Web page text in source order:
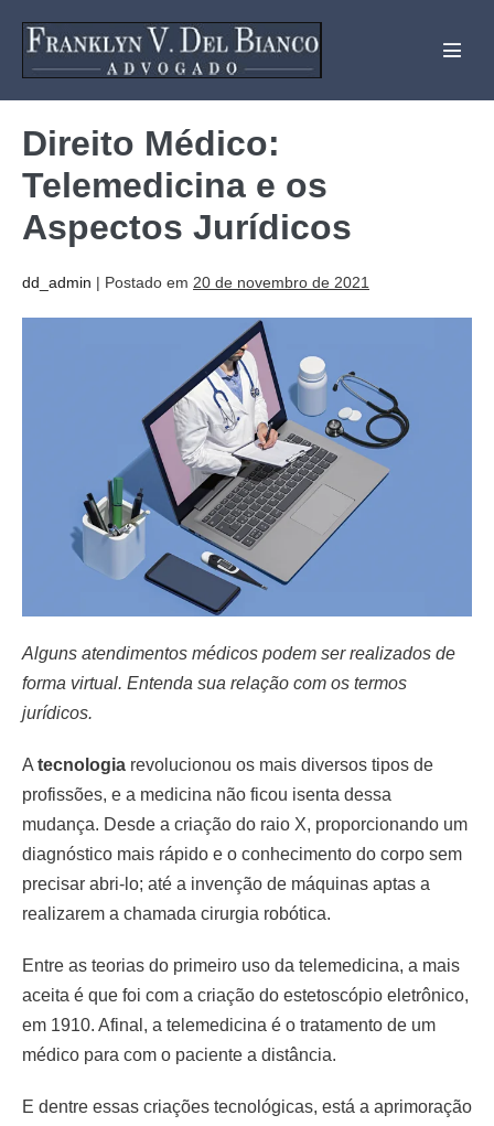
Direito Médico:
Telemedicina e os
Aspectos Jurídicos
dd_admin | Postado em 20 de novembro de 2021
Alguns atendimentos médicos podem ser realizados de
forma virtual. Entenda sua relação com os termos
jurídicos.
Atecnologia revolucionou os mais diversos tipos de
profissões, e a medicina não ficou isenta dessa
mudança. Desde a criação do raio X, proporcionando um
diagnóstico mais rápido e o conhecimento do corpo sem
precisar abri-lo; até a invenção de máquinas aptas a
realizarem a chamada cirurgia robótica.
Entre as teorias do primeiro uso da telemedicina, a mais
aceita é que foi com a criação do estetoscópio eletrônico,
em 1910. Afinal, a telemedicina é o tratamento de um
médico para com o paciente a distância.
E dentre essas criações tecnológicas, está a aprimoração